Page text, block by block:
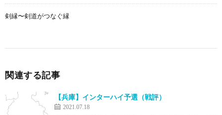
剣縁〜剣道がつなぐ縁
関連する記事
【兵庫】インターハイ予選（戦評）
2021.07.18